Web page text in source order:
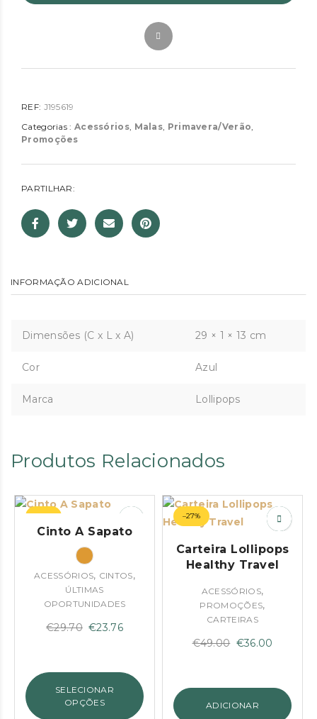
REF: J195619
Categorias : Acessórios, Malas, Primavera/Verão,
Promoções
PARTILHAR:
INFORMAÇÃO ADICIONAL
Dimensões (C x L x A) 29 × 1 × 13 cm
Cor Azul
Marca Lollipops
Produtos Relacionados
–20%
Cinto A Sapato
ACESSÓRIOS, CINTOS,
ÚLTIMAS
OPORTUNIDADES
€29.70 O
€29.70.
€23.76
é:
€23.76.
SELECIONAR
OPÇÕES
–27%
Carteira Lollipops
Healthy Travel
ACESSÓRIOS,
PROMOÇÕES,
CARTEIRAS
€49.00 O
€36.00
€36.00.
ADICIONAR